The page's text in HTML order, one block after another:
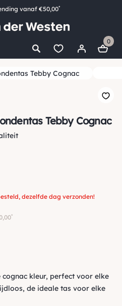
vanaf €50,00*
later met Klarna
artikelen op voorraad
0
Tebby Cognac
dezelfde dag verzonden!
*
kleur, perfect voor elke
de ideale tas voor elke